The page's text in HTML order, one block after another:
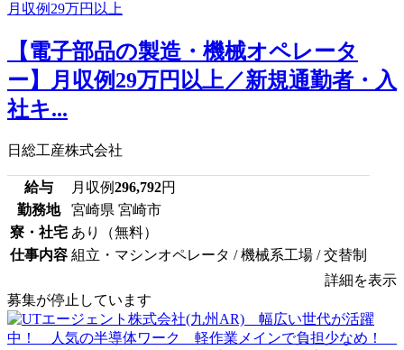
【電子部品の製造・機械オペレータ
ー】月収例29万円以上／新規通勤者・入
社キ...
日総工産株式会社
給与 月収例296,792円
勤務地
宮崎県 宮崎市
寮・社宅 あり（無料）
仕事内容 組立・マシンオペレータ / 機械系工場 / 交替制
詳細を表示
募集が停止しています